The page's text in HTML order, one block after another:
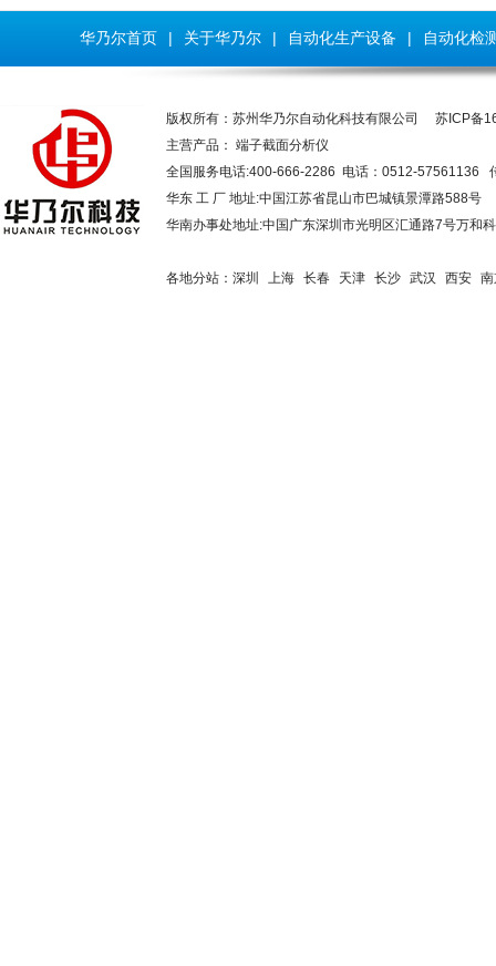
华乃尔首页 | 关于华乃尔 | 自动化生产设备 | 自动化检
版权所有：苏州华乃尔自动化科技有限公司 苏ICP备
主营产品： 端子截面分析仪
全国服务电话:400-666-2286 电话：0512-57561136
华东 工 厂 地址:中国江苏省昆山市巴城镇景
华南办事处地址:中国广东深圳市光明区汇通路7号万和
各地分站： 深圳 上海 长春 天津 长沙 武汉 西安